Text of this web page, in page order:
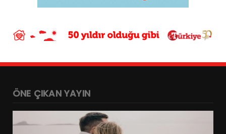
ÖNE ÇIKAN YAYIN